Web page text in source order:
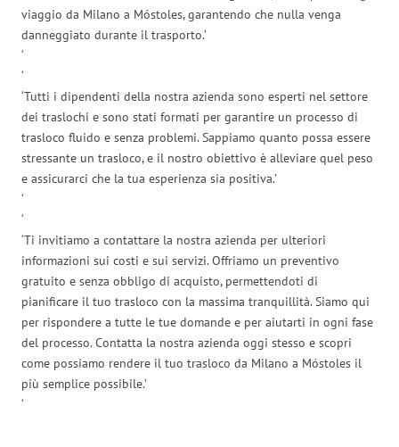
viaggio da Milano a Móstoles, garantendo che nulla venga
danneggiato durante il trasporto.’
‘
‘
‘Tutti i dipendenti della nostra azienda sono esperti nel settore
dei traslochi e sono stati formati per garantire un processo di
trasloco fluido e senza problemi. Sappiamo quanto possa essere
stressante un trasloco, e il nostro obiettivo è alleviare quel peso
e assicurarci che la tua esperienza sia positiva.’
‘
‘
‘Ti invitiamo a contattare la nostra azienda per ulteriori
informazioni sui costi e sui servizi. Offriamo un preventivo
gratuito e senza obbligo di acquisto, permettendoti di
pianificare il tuo trasloco con la massima tranquillità. Siamo qui
per rispondere a tutte le tue domande e per aiutarti in ogni fase
del processo. Contatta la nostra azienda oggi stesso e scopri
come possiamo rendere il tuo trasloco da Milano a Móstoles il
più semplice possibile.’
‘